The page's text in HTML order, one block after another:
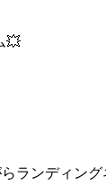
💥
ランディン